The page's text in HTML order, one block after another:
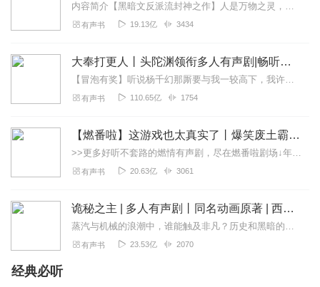
内容简介【黑暗文反派流封神之作】人是万物之灵，蛊是天地真精。一个穿越者不断重生的故事。一个养蛊、炼蛊、用蛊的奇特世界。配音组（男角色）老宝玉旁白...
有声书 19.13亿 3434
大奉打更人丨头陀渊领衔多人有声剧|畅听全集|王鹤棣、田曦薇主演影视剧原著|卖报小郎君
【冒泡有奖】听说杨千幻那厮要与我一较高下，我许七安要开始装叉了！快进入声音播放页戳下方输入框，冒个泡偷偷告诉我，我要用哪些诗词才能胜过他？说得好的，有赏！202...
有声书 110.65亿 1754
【燃番啦】这游戏也太真实了丨爆笑废土霸榜神作丨紫襟剧社制作
>>更多好听不套路的燃情有声剧，尽在燃番啦剧场↓年度重磅推荐本专辑为VIP免费专辑每天上午10点5集更新，订阅可以听到最新内容哦！每周抽一个专辑五星优质评论送...
有声书 20.63亿 3061
诡秘之主 | 多人有声剧丨同名动画原著 | 西幻克苏鲁 | 乌贼作品
蒸汽与机械的浪潮中，谁能触及非凡？历史和黑暗的迷雾里，又是谁在耳语？我从诡秘中醒来，睁眼看见这个世界：枪械，大炮，巨舰，飞空艇，差分机；魔药，占卜，诅咒，倒吊人...
有声书 23.53亿 2070
经典必听